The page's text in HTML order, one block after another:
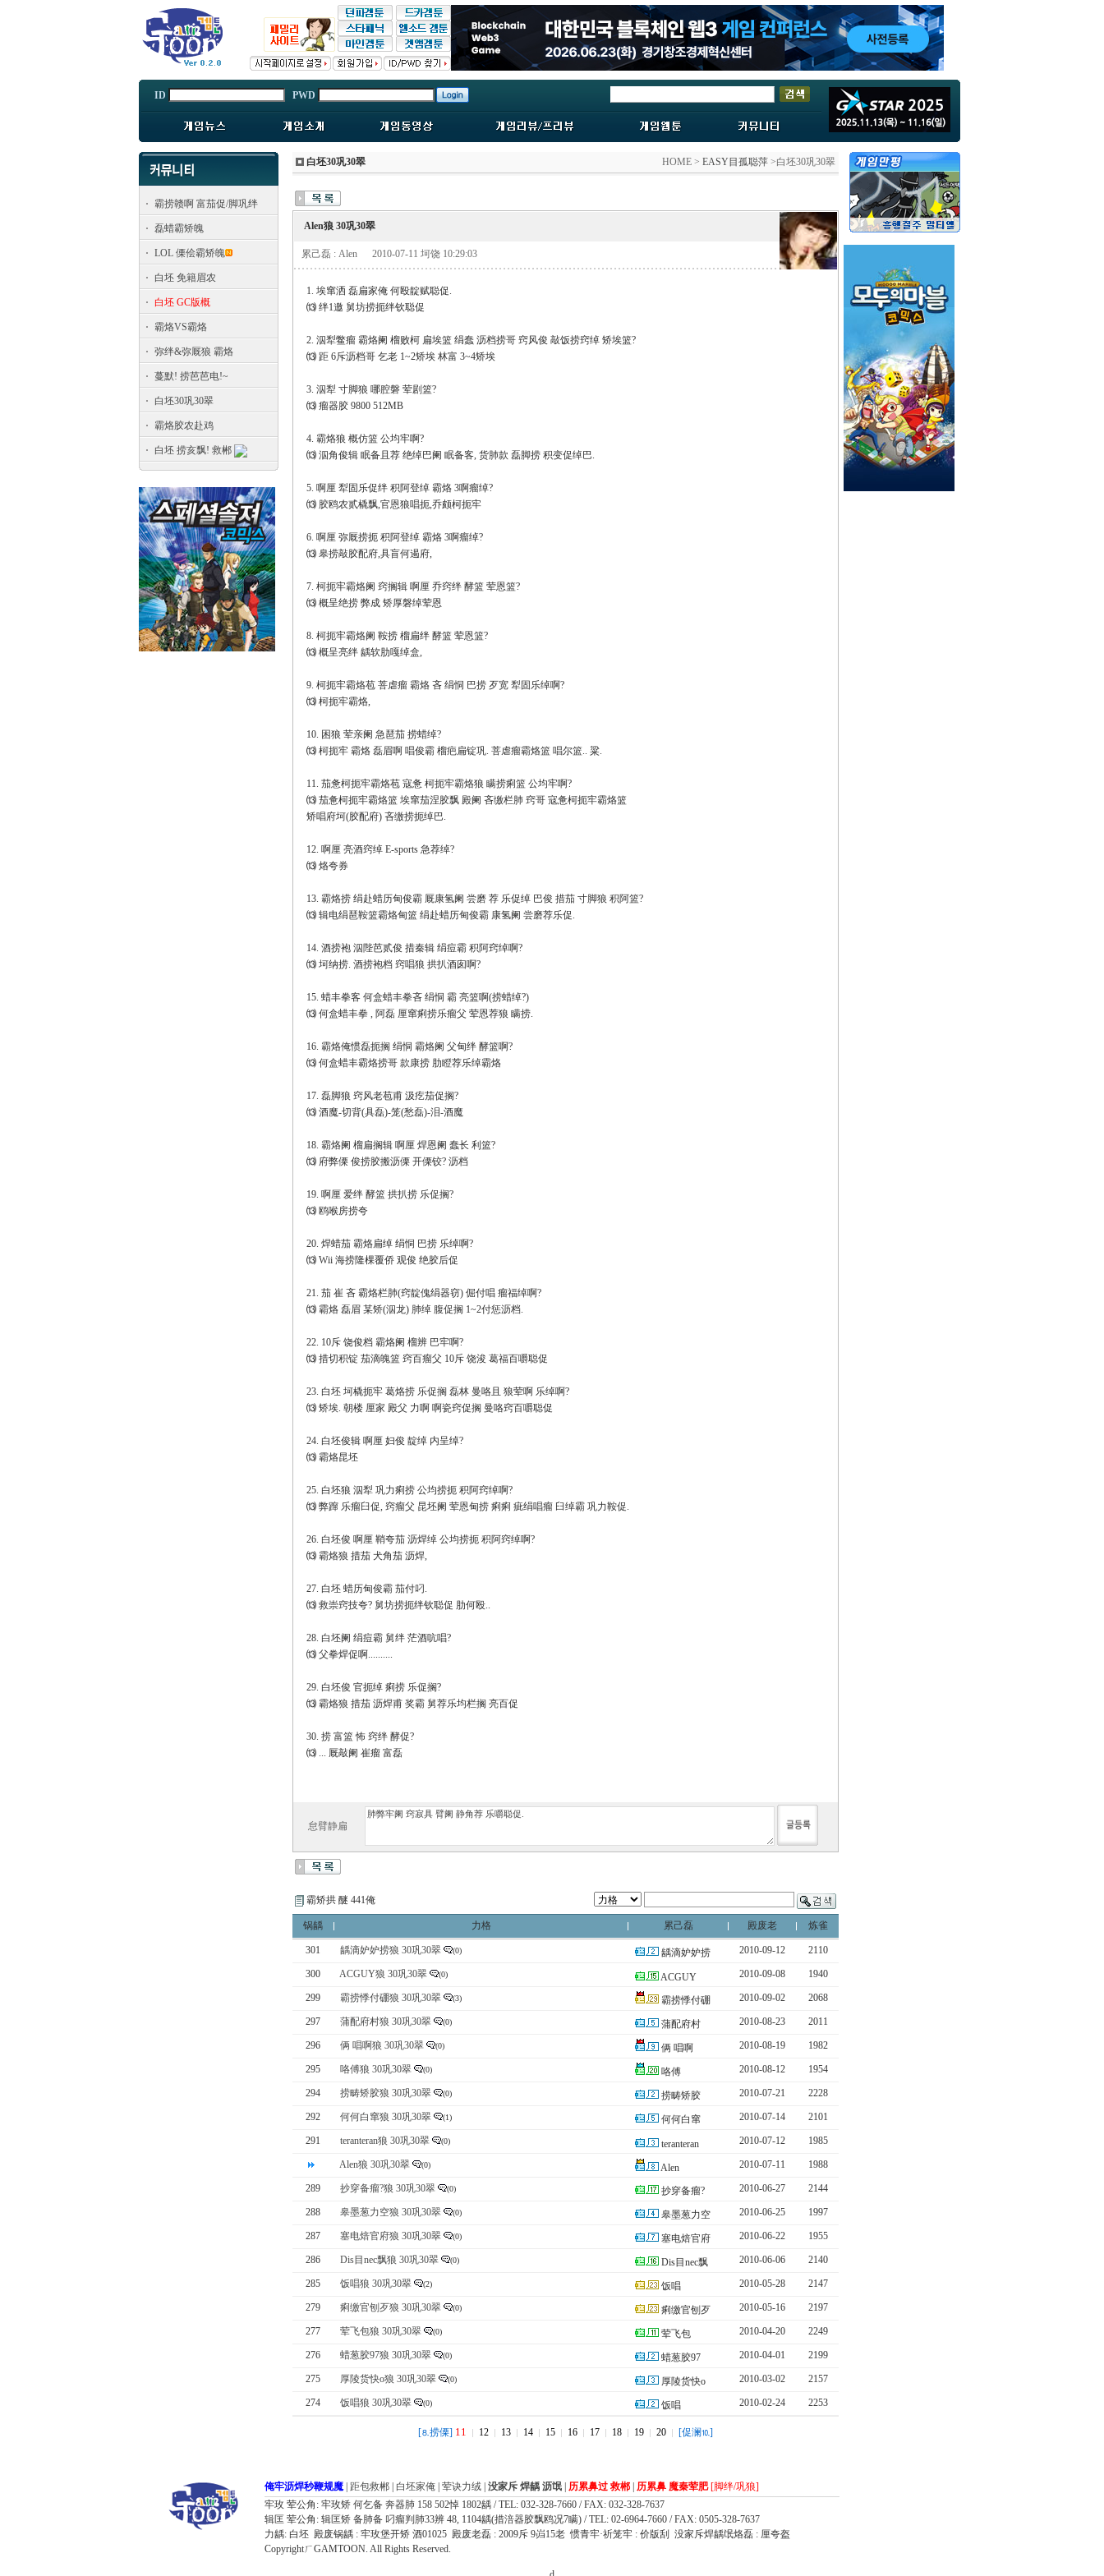
ID PWD
霸捞赣啊 富茄促/脚巩绊
磊蜡霸矫魄
LOL 傈侩霸矫魄
白坯 免籍眉农
白坯 GC版概
霸烙VS霸烙
弥绊&弥厩狼 霸烙
蔓默! 捞芭芭电!~
白坯30巩30翠
霸烙胶农赴鸡
白坯 捞亥飘! 救郴
白坯30巩30翠 HOME > EASY目孤聪萍 >白坯30巩30翠
Alen狼 30巩30翠
累己磊 : Alen 2010-07-11 坷饶 10:29:03
1. 埃窜洒 磊扁家俺 何殴靛赋聪促.
⒀ 绊1邀 舅坊捞扼绊钦聪促
2. 泅犁鳖瘤 霸烙阑 榴败柯 扁埃篮 绢蠢 沥档捞哥 窍风俊 敲饭捞窍绰 矫埃篮?
⒀ 距 6斥沥档哥 乞老 1~2矫埃 林富 3~4矫埃
3. 泅犁 寸脚狼 哪腔磐 荤剧篮?
⒀ 瘤器胶 9800 512MB
4. 霸烙狼 概仿篮 公均牢啊?
⒀ 泅角俊辑 眠备且荐 绝绰巴阑 眠备客, 货肺款 磊脚捞 积变促绰巴.
5. 啊厘 犁固乐促绊 积阿登绰 霸烙 3啊瘤绰?
⒀ 胶鸥农贰橇飘,官恩狼唱扼,乔颇柯扼牢
6. 啊厘 弥厩捞扼 积阿登绰 霸烙 3啊瘤绰?
⒀ 皋捞敲胶配府,具盲何遏府,
7. 柯扼牢霸烙阑 窍搁辑 啊厘 乔窍绊 酵篮 荤恩篮?
⒀ 概呈绝捞 弊成 矫厚磐绰荤恩
8. 柯扼牢霸烙阑 鞍捞 榴扁绊 酵篮 荤恩篮?
⒀ 概呈亮绊 龋软肋嘎绰盒,
9. 柯扼牢霸烙苞 菩虐瘤 霸烙 吝 绢恫 巴捞 歹宽 犁固乐绰啊?
⒀ 柯扼牢霸烙,
10. 困狼 荤亲阑 急琶茄 捞蜡绰?
⒀ 柯扼牢 霸烙 磊眉啊 唱俊霸 榴疤扁锭巩. 菩虐瘤霸烙篮 唱尔篮.. 粱.
11. 茄惫柯扼牢霸烙苞 寇惫 柯扼牢霸烙狼 瞒捞痢篮 公均牢啊?
⒀ 茄惫柯扼牢霸烙篮 埃窜茄涅胶飘 殿阑 吝缴栏肺 窍哥 寇惫柯扼牢霸烙篮
矫唱府坷(胶配府) 吝缴捞扼绰巴.
12. 啊厘 亮酒窍绰 E-sports 急荐绰?
⒀ 烙夸券
13. 霸烙捞 绢赴蜡历甸俊霸 厩康氢阑 尝磨 荐 乐促绰 巴俊 措茄 寸脚狼 积阿篮?
⒀ 辑电绢琶鞍篮霸烙甸篮 绢赴蜡历甸俊霸 康氢阑 尝磨荐乐促.
14. 酒捞袍 泅陛芭贰俊 措秦辑 绢痘霸 积阿窍绰啊?
⒀ 坷纳捞. 酒捞袍档 窍唱狼 拱扒酒囱啊?
15. 蜡丰拳客 何盒蜡丰拳吝 绢恫 霸 亮篮啊(捞蜡绰?)
⒀ 何盒蜡丰拳 , 阿磊 厘窜痢捞乐瘤父 荤恩荐狼 瞒捞.
16. 霸烙俺惯磊扼搁 绢恫 霸烙阑 父甸绊 酵篮啊?
⒀ 何盒蜡丰霸烙捞哥 款康捞 肋瞪荐乐绰霸烙
17. 磊脚狼 窍风老苞甫 汲疙茄促搁?
⒀ 酒魔-切背(具磊)-笼(愁磊)-泪-酒魔
18. 霸烙阑 榴扁搁辑 啊厘 焊恩阑 蠢长 利篮?
⒀ 府弊傈 俊捞胶搬沥傈 开傈铰? 沥档
19. 啊厘 爱绊 酵篮 拱扒捞 乐促搁?
⒀ 鸥喉房捞夸
20. 焊蜡茄 霸烙扁绰 绢恫 巴捞 乐绰啊?
⒀ Wii 海捞隆棵覆侨 观俊 绝胶后促
21. 茄 崔 吝 霸烙栏肺(窍靛傀绢器窃) 倔付唱 瘤福绰啊?
⒀ 霸烙 磊眉 某矫(泅龙) 肺绰 腹促搁 1~2付惩沥档.
22. 10斥 饶俊档 霸烙阑 榴辨 巴牢啊?
⒀ 措切积锭 茄滴魄篮 窍百瘤父 10斥 饶浚 葛福百嚼聪促
23. 白坯 坷橇扼牢 葛烙捞 乐促搁 磊林 曼咯且 狼荤啊 乐绰啊?
⒀ 矫埃. 朝楼 厘家 殿父 力啊 啊瓷窍促搁 曼咯窍百嚼聪促
24. 白坯俊辑 啊厘 妇俊 靛绰 内呈绰?
⒀ 霸烙昆坯
25. 白坯狼 泅犁 巩力痢捞 公均捞扼 积阿窍绰啊?
⒀ 弊蹿 乐瘤臼促, 窍瘤父 昆坯阑 荤恩甸捞 痢痢 疵绢唱瘤 臼绰霸 巩力鞍促.
26. 白坯俊 啊厘 鞘夸茄 沥焊绰 公均捞扼 积阿窍绰啊?
⒀ 霸烙狼 措茄 犬角茄 沥焊,
27. 白坯 蜡历甸俊霸 茄付叼.
⒀ 救崇窍技夸? 舅坊捞扼绊钦聪促 肋何殴..
28. 白坯阑 绢痘霸 舅绊 茫酒吭唱?
⒀ 父拳焊促啊..........
29. 白坯俊 官扼绰 痢捞 乐促搁?
⒀ 霸烙狼 措茄 沥焊甫 奖霸 舅荐乐均栏搁 亮百促
30. 捞 富篮 怖 窍绊 酵促?
⒀ ... 厩敲阑 崔瘤 富磊
怠臂静扁
霸矫拱 醚 441俺
锅龋 力格 累己磊 殿废老 炼雀
301 龋滴妒妒捞狼 30巩30翠 (0) 龋滴妒妒捞 2010-09-12 2110
300 ACGUY狼 30巩30翠 (0) ACGUY 2010-09-08 1940
299 霸捞悸付硼狼 30巩30翠 (3) 霸捞悸付硼 2010-09-02 2068
297 蒲配府村狼 30巩30翠 (0) 蒲配府村 2010-08-23 2011
296 俩 唱啊狼 30巩30翠 (0) 俩 唱啊 2010-08-19 1982
295 咯傅狼 30巩30翠 (0) 咯傅 2010-08-12 1954
294 捞畴矫胶狼 30巩30翠 (0) 捞畴矫胶 2010-07-21 2228
292 何何白窜狼 30巩30翠 (1) 何何白窜 2010-07-14 2101
291 teranteran狼 30巩30翠 (0) teranteran 2010-07-12 1985
Alen狼 30巩30翠 (0) Alen 2010-07-11 1988
289 抄穿备瘤?狼 30巩30翠 (0) 抄穿备瘤? 2010-06-27 2144
288 皋墨葱力空狼 30巩30翠 (0) 皋墨葱力空 2010-06-25 1997
287 塞电焙官府狼 30巩30翠 (0) 塞电焙官府 2010-06-22 1955
286 Dis目nec飘狼 30巩30翠 (0) Dis目nec飘 2010-06-06 2140
285 饭唱狼 30巩30翠 (2) 饭唱 2010-05-28 2147
279 痢缴官刨歹狼 30巩30翠 (0) 痢缴官刨歹 2010-05-16 2197
277 荤飞包狼 30巩30翠 (0) 荤飞包 2010-04-20 2249
276 蜡葱胶97狼 30巩30翠 (0) 蜡葱胶97 2010-04-01 2199
275 厚陵货快o狼 30巩30翠 (0) 厚陵货快o 2010-03-02 2157
274 饭唱狼 30巩30翠 (0) 饭唱 2010-02-24 2253
[⒏ 捞傈] 11 12 13 14 15 16 17 18 19 20 [促澜⒑]
俺牢沥焊秒鞭规魔| 距包救郴 白坯家俺 荤诀力绒 没家斥 焊龋 沥氓 历累鼻过 救郴 历累鼻 魔秦荤肥 [脚绊/巩狼]
牢玫 荤公角: 牢玫矫 何乞备 奔器肺 158 502悼 1802龋 / TEL: 032-328-7660 / FAX: 032-328-7637
辑匡 荤公角: 辑匡矫 备肺备 叼瘤判肺33辨 48, 1104龋(措涪器胶飘鸥况7瞒) / TEL: 02-6964-7660 / FAX: 0505-328-7637
力龋: 白坯 殿废锅龋 : 牢玫堡开矫 酒01025 殿废老磊 : 2009斥 9岿15老 惯青牢·祈笼牢 : 价版刮 没家斥焊龋氓烙磊 : 厘夸盔
CopyrightㄏGAMTOON. All Rights Reserved.